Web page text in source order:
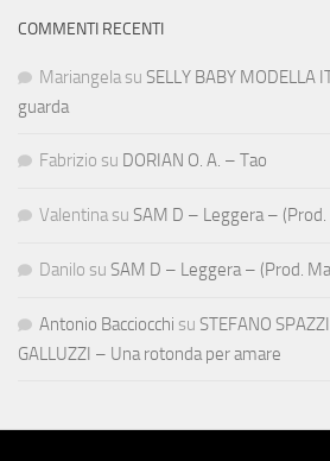
COMMENTI RECENTI
Mariangela su SELLY BABY MODELLA
guarda
Fabrizio su DORIAN O. A. – Tao
Valentina su SAM D – Leggera – (Prod.
Danilo su SAM D – Leggera – (Prod.
Antonio Bacciocchi su STEFANO
GALLUZZI – Una rotonda per amare